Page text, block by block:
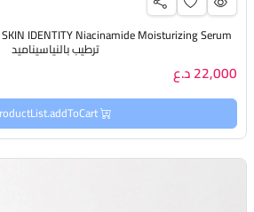
ترطيب بالنياسيناميد
22,000 د.ع
productList.addToCart